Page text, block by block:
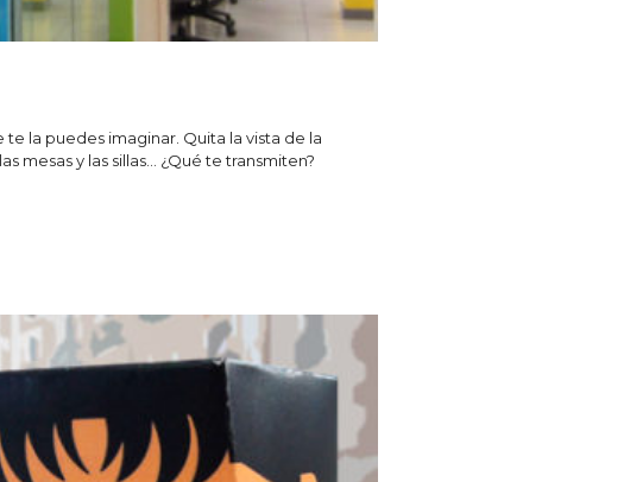
la puedes imaginar. Quita la vista de la
mesas y las sillas… ¿Qué te transmiten?